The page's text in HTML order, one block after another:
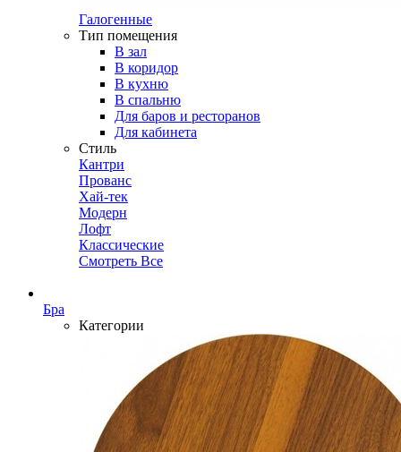
Галогенные
Тип помещения
В зал
В коридор
В кухню
В спальню
Для баров и ресторанов
Для кабинета
Стиль
Кантри
Прованс
Хай-тек
Модерн
Лофт
Классические
Смотреть Все
Бра
Категории